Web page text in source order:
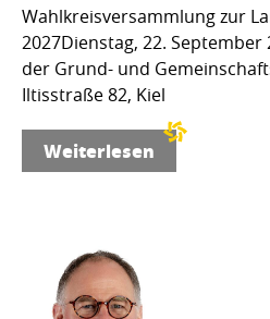
Wahlkreisversammlung zur
2027Dienstag, 22. September
der Grund- und
Iltisstraße 82, Kiel
Weiterlesen